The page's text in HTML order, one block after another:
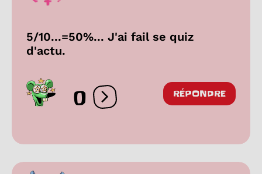
5/10...=50%... J'ai fail se quiz
d'actu.
0 Ouvrir les réactions
RÉPONDRE